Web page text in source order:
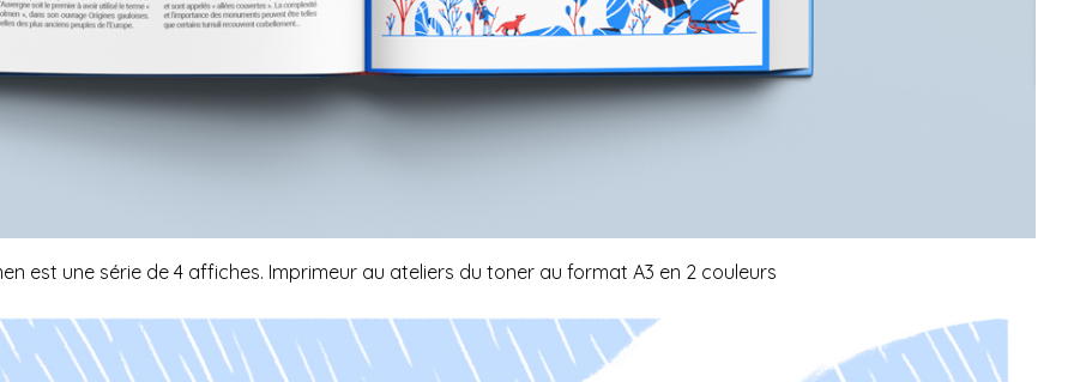
est une série de 4 affiches. Imprimeur au ateliers du tonerau format A3 en 2 couleurs